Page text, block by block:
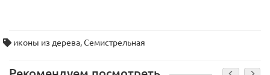
иконы из дерева,Семистрельная